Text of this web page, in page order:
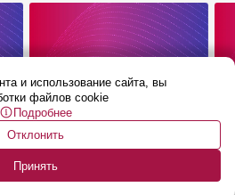
и использование сайта, вы
файлов cookie
Подробнее
Отклонить
Принять